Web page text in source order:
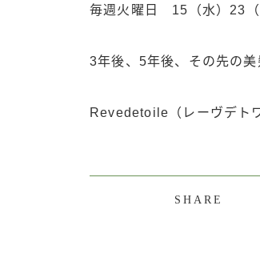
毎週火曜日 15（水）23（
3年後、5年後、その先の
Revedetoile（レーヴデト
SHARE